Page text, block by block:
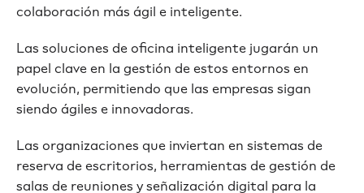
colaboración más ágil e inteligente.
Las soluciones de oficina inteligente jugarán un
papel clave en la gestión de estos entornos en
evolución, permitiendo que las empresas sigan
siendo ágiles e innovadoras.
Las organizaciones que inviertan en sistemas de
reserva de escritorios, herramientas de gestión de
salas de reuniones y señalización digital para la